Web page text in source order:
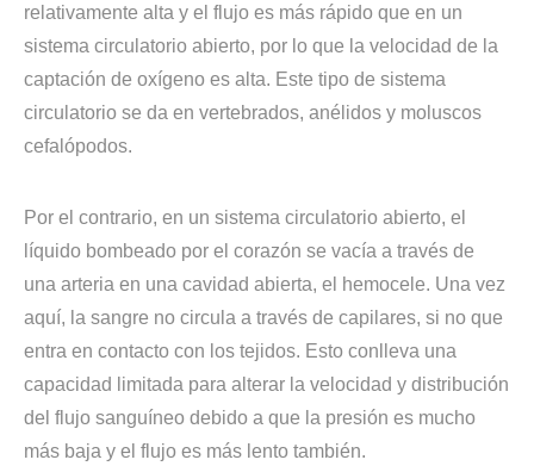
relativamente alta y el flujo es más rápido que en un
sistema circulatorio abierto, por lo que la velocidad de la
captación de oxígeno es alta. Este tipo de sistema
circulatorio se da en vertebrados, anélidos y moluscos
cefalópodos.
Por el contrario, en un sistema circulatorio abierto, el
líquido bombeado por el corazón se vacía a través de
una arteria en una cavidad abierta, el hemocele. Una vez
aquí, la sangre no circula a través de capilares, si no que
entra en contacto con los tejidos. Esto conlleva una
capacidad limitada para alterar la velocidad y distribución
del flujo sanguíneo debido a que la presión es mucho
más baja y el flujo es más lento también.